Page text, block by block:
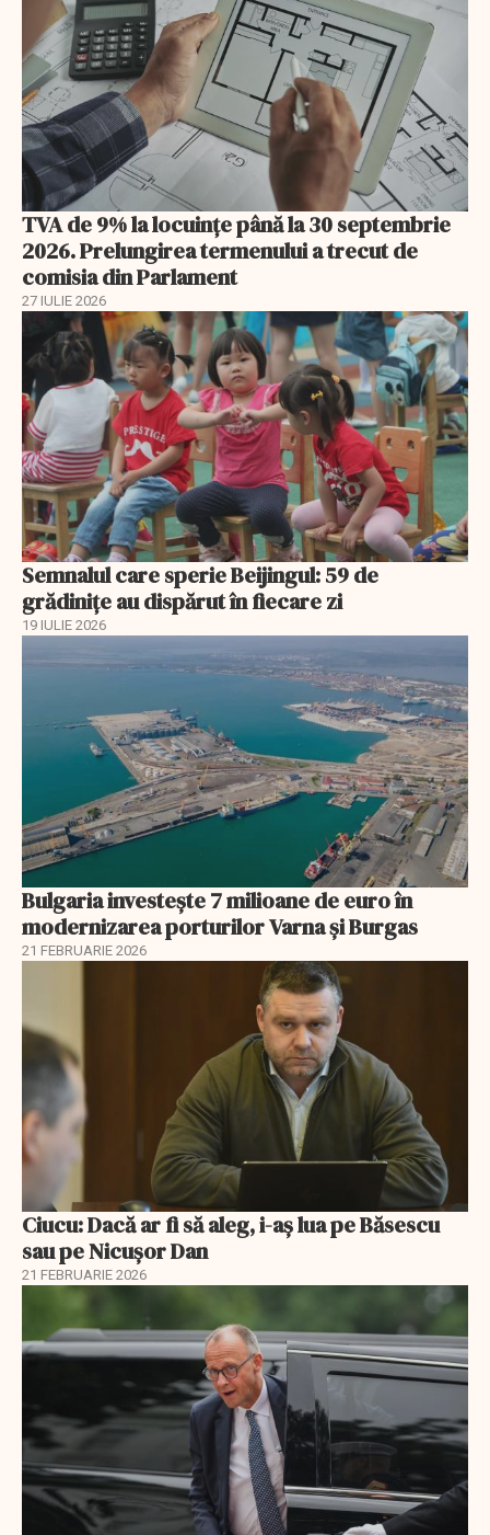
TVA de 9% la locuințe până la 30 septembrie
2026. Prelungirea termenului a trecut de
comisia din Parlament
27 IULIE 2026
Semnalul care sperie Beijingul: 59 de
grădinițe au dispărut în fiecare zi
19 IULIE 2026
Bulgaria investește 7 milioane de euro în
modernizarea porturilor Varna și Burgas
21 FEBRUARIE 2026
Ciucu: Dacă ar fi să aleg, i-aș lua pe Băsescu
sau pe Nicușor Dan
21 FEBRUARIE 2026